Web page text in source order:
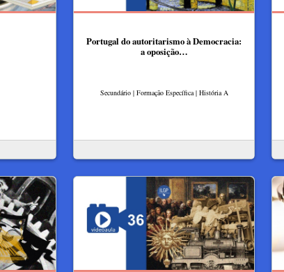
Portugal do autoritarismo à Democracia:
a oposição…
Secundário | Formação Específica | História A